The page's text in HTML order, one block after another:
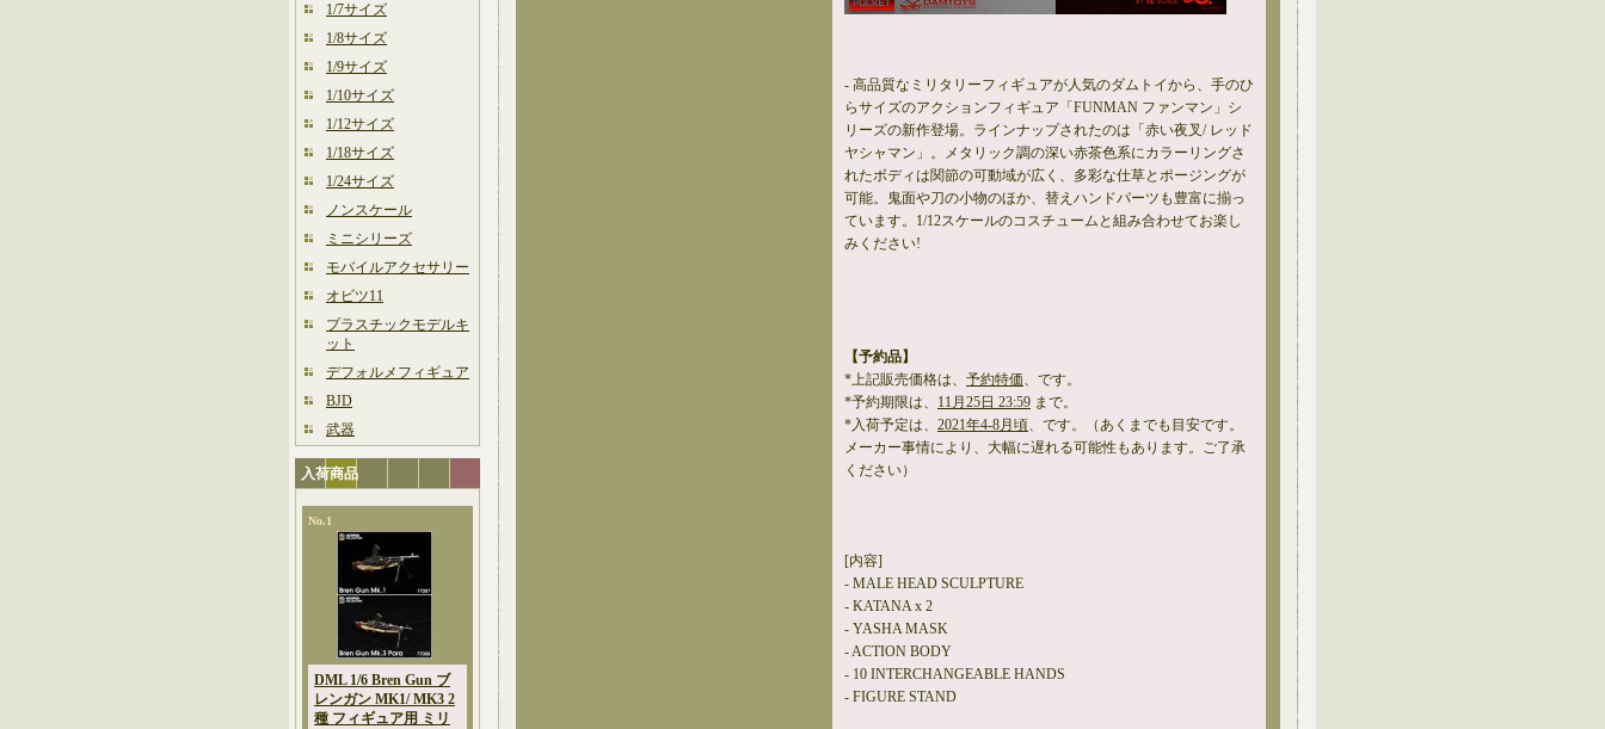
1/7サイズ
1/8サイズ
1/9サイズ
1/10サイズ
1/12サイズ
1/18サイズ
1/24サイズ
ノンスケール
ミニシリーズ
モバイルアクセサリー
オビツ11
プラスチックモデルキ
ット
デフォルメフィギュア
BJD
武器
入荷商品
No.1
DML 1/6 Bren Gun ブ
レンガン MK1/ MK3 2
種 フィギュア用 ミリ
- 高品質なミリタリーフィギュアが人気のダムトイから、手のひ
らサイズのアクションフィギュア「FUNMAN ファンマン」シ
リーズの新作登場。ラインナップされたのは「赤い夜叉/ レッド
ヤシャマン」。メタリック調の深い赤茶色系にカラーリングさ
れたボディは関節の可動域が広く、多彩な仕草とポージングが
可能。鬼面や刀の小物のほか、替えハンドパーツも豊富に揃っ
ています。1/12スケールのコスチュームと組み合わせてお楽し
みください!
【予約品】
*上記販売価格は、 予約特価、です。
*予約期限は、 11月25日 23:59 まで。
*入荷予定は、 2021年4-8月頃、です。（あくまでも目安です。
メーカー事情により、大幅に遅れる可能性もあります。ご了承
ください）
[内容]
- MALE HEAD SCULPTURE
- KATANA x 2
- YASHA MASK
- ACTION BODY
- 10 INTERCHANGEABLE HANDS
- FIGURE STAND